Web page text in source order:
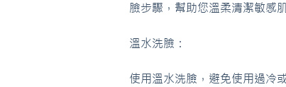
臉步驟，幫助您溫柔清潔敏感
溫水洗臉：
使用溫水洗臉，避免使用過冷